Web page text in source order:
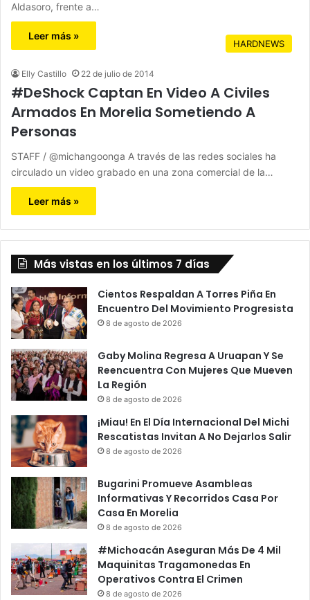
Aldasoro, frente a…
Leer más »
HARDNEWS
Elly Castillo 22 de julio de 2014
#DeShock Captan En Video A Civiles
Armados En Morelia Sometiendo A
Personas
STAFF / @michangoonga A través de las redes sociales ha
circulado un video grabado en una zona comercial de la…
Leer más »
Más vistas en los últimos 7 días
Cientos Respaldan A Torres Piña En
Encuentro Del Movimiento Progresista
8 de agosto de 2026
Gaby Molina Regresa A Uruapan Y Se
Reencuentra Con Mujeres Que Mueven
La Región
8 de agosto de 2026
¡Miau! En El Día Internacional Del Michi
Rescatistas Invitan A No Dejarlos Salir
8 de agosto de 2026
Bugarini Promueve Asambleas
Informativas Y Recorridos Casa Por
Casa En Morelia
8 de agosto de 2026
#Michoacán Aseguran Más De 4 Mil
Maquinitas Tragamonedas En
Operativos Contra El Crimen
8 de agosto de 2026